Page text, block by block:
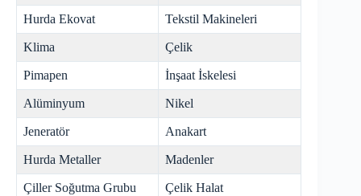
Hurda Ekovat Tekstil Makineleri
Klima Çelik
Pimapen İnşaat İskelesi
Alüminyum Nikel
Jeneratör Anakart
Hurda Metaller Madenler
Çiller Soğutma Grubu Çelik Halat